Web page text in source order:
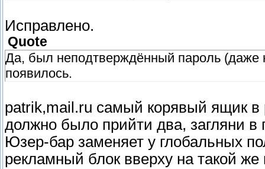
Исправлено.
Quote
Да, был неподтверждённый пароль (даже
появилось.
patrik,mail.ru самый корявый ящик в
должно было прийти два, загляни в
Юзер-бар заменяет у глобальных
рекламный блок вверху на такой